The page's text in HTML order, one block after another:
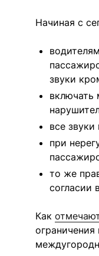
Начиная с
звуки
включать
все
при
то же
согласии
Как